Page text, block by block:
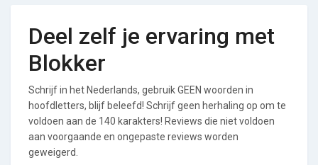
Deel zelf je ervaring met
Blokker
Schrijf in het Nederlands, gebruik GEEN woorden in
hoofdletters, blijf beleefd! Schrijf geen herhaling op om te
voldoen aan de 140 karakters! Reviews die niet voldoen
aan voorgaande en ongepaste reviews worden
geweigerd.